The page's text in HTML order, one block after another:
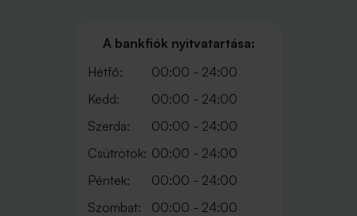
A bankfiók nyitvatartása:
Hétfő:
00:00 - 24:00
Kedd:
00:00 - 24:00
Szerda:
00:00 - 24:00
Csütrötök: 00:00 - 24:00
Péntek:
00:00 - 24:00
Szombat:
00:00 - 24:00